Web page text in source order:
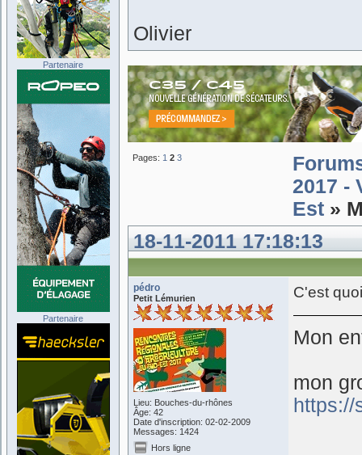
Olivier
Pages: 1 2 3
2017 -
Est »
18-11-2011 17:18:13
pédro
Petit Lémurien
Lieu: Bouches-du-rhônes
Âge: 42
Date d'inscription: 02-02-2009
Messages: 1424
C'est
Mon
mon
Hors ligne
Partenaire
Partenaire